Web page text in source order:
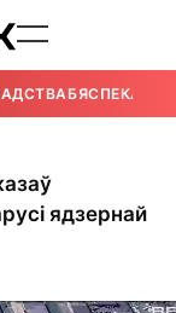
БЯСПЕКА
ядзернай